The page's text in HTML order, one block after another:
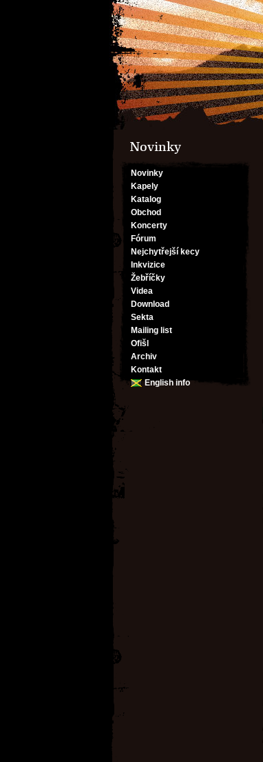
Novinky
Novinky
Kapely
Katalog
Obchod
Koncerty
Fórum
Nejchytřejší kecy
Inkvizice
Žebříčky
Videa
Download
Sekta
Mailing list
Ofišl
Archiv
Kontakt
English info